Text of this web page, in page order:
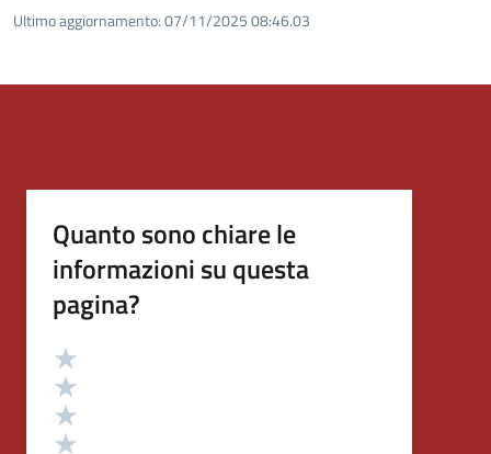
Ultimo aggiornamento:07/11/2025 08:46.03
Quanto sono chiare le
informazioni su questa
pagina?
Valutazione